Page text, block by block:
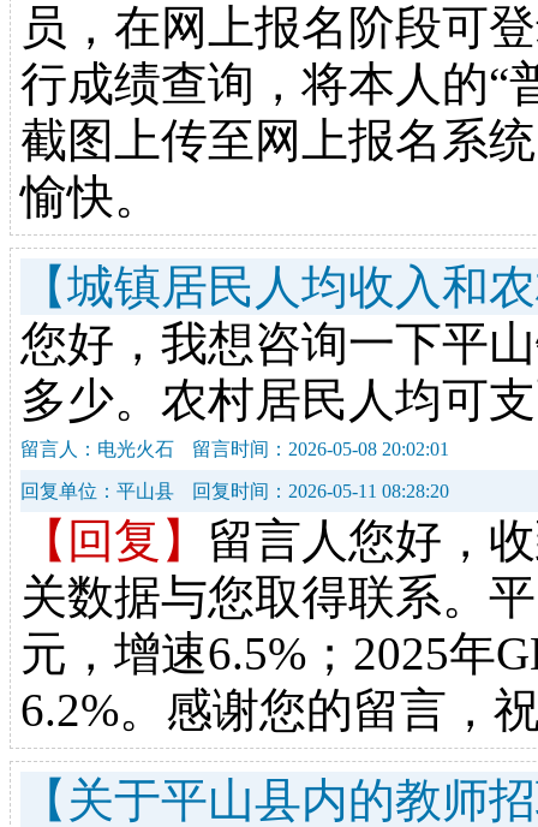
员，在网上报名阶段可
行成绩查询，将本人的“
截图上传至网上报名系
愉快。
【城镇居民人均收入和
您好，我想咨询一下平
多少。农村居民人均可
留言人：电光火石 留言时间：2026-05-08 20:02:01
回复单位：平山县 回复时间：2026-05-11 08:28:20
【回复】 留言人您好，
关数据与您取得联系。
元，增速6.5%；2025年
6.2%。感谢您的留言，
【关于平山县内的教师